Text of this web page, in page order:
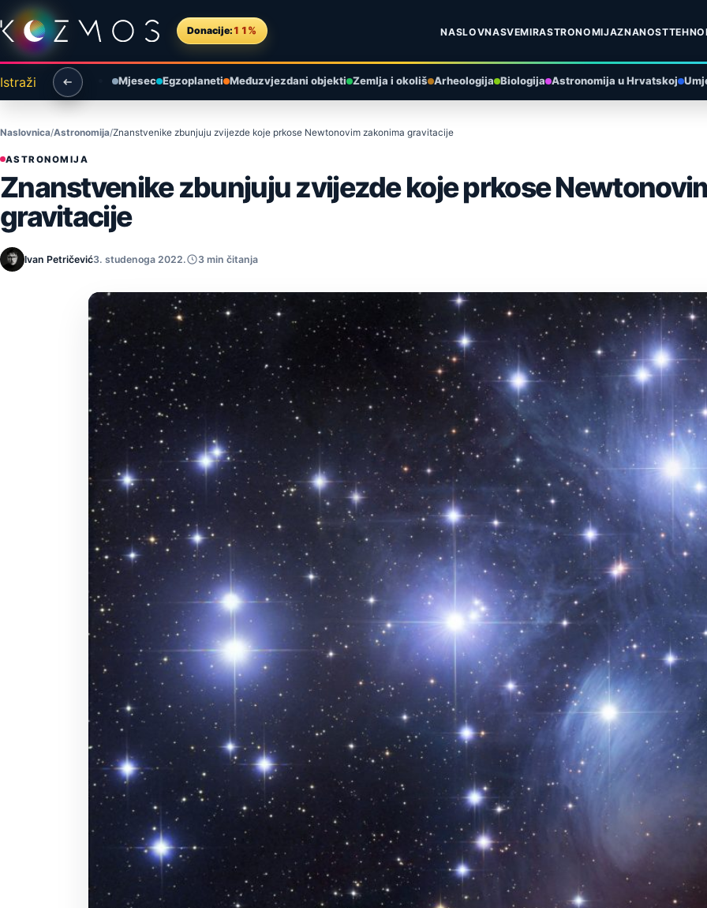
Preskoči na sadržaj
Donacije: 11% NASLOVNASVEMIRASTRONOMIJAZNANOST
Istraži Mjesec Egzoplaneti Međuzvjezdani objekti Zemlja i okoliš Arheologija Biologija Astronomija u Hrvatskoj
Naslovnica Astronomija Znanstvenike zbunjuju zvijezde koje prkose Newtonovim zakonima gravitacije
ASTRONOMIJA
Znanstvenike zbunjuju zvijezde koje prkose
gravitacije
Ivan Petričević3. studenoga 2022. 3 min čitanja